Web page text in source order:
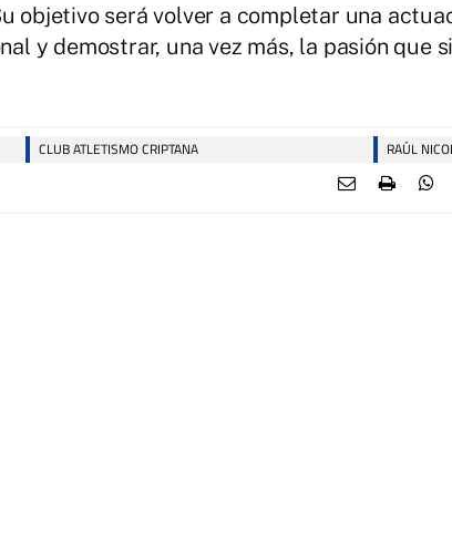
objetivo será volver a completar una
y demostrar, una vez más, la pasión que
CLUB ATLETISMO CRIPTANA RAÚL